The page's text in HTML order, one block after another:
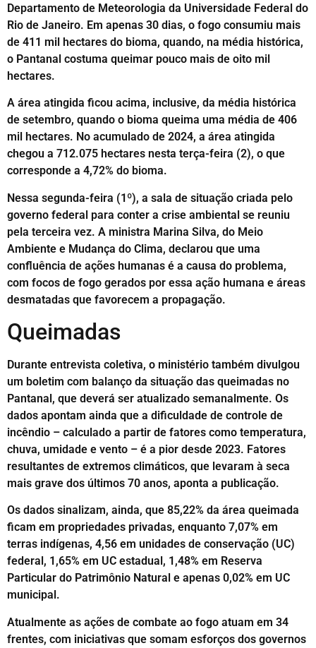
Departamento de Meteorologia da Universidade Federal do
Rio de Janeiro. Em apenas 30 dias, o fogo consumiu mais
de 411 mil hectares do bioma, quando, na média histórica,
o Pantanal costuma queimar pouco mais de oito mil
hectares.
A área atingida ficou acima, inclusive, da média histórica
de setembro, quando o bioma queima uma média de 406
mil hectares. No acumulado de 2024, a área atingida
chegou a 712.075 hectares nesta terça-feira (2), o que
corresponde a 4,72% do bioma.
Nessa segunda-feira (1º), a sala de situação criada pelo
governo federal para conter a crise ambiental se reuniu
pela terceira vez. A ministra Marina Silva, do Meio
Ambiente e Mudança do Clima, declarou que uma
confluência de ações humanas é a causa do problema,
com focos de fogo gerados por essa ação humana e áreas
desmatadas que favorecem a propagação.
Queimadas
Durante entrevista coletiva, o ministério também divulgou
um boletim com balanço da situação das queimadas no
Pantanal, que deverá ser atualizado semanalmente. Os
dados apontam ainda que a dificuldade de controle de
incêndio – calculado a partir de fatores como temperatura,
chuva, umidade e vento – é a pior desde 2023. Fatores
resultantes de extremos climáticos, que levaram à seca
mais grave dos últimos 70 anos, aponta a publicação.
Os dados sinalizam, ainda, que 85,22% da área queimada
ficam em propriedades privadas, enquanto 7,07% em
terras indígenas, 4,56 em unidades de conservação (UC)
federal, 1,65% em UC estadual, 1,48% em Reserva
Particular do Patrimônio Natural e apenas 0,02% em UC
municipal.
Atualmente as ações de combate ao fogo atuam em 34
frentes, com iniciativas que somam esforços dos governos